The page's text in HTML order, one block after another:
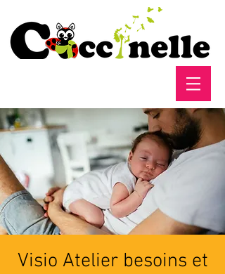
Visio Atelier besoins et